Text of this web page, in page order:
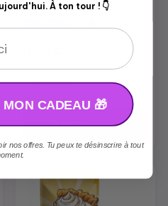
Ajouter au panier
À ton tour ! 👇
CADEAU 🎁
nos offres. Tu peux te désinscrire à tout